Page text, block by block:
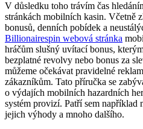
V důsledku toho trávím čas
stránkách mobilních kasin. Včetně
bonusů, denních pobídek a
Billionairespin webová stránka
hráčům slušný uvítací bonus,
bezplatné revolvy nebo bonus za
můžeme očekávat pravidelné
zákazníkům. Tato příručka se
o výdajích mobilních hazardních
systém provizí. Patří sem například
jejich výhody a mnoho dalšího.